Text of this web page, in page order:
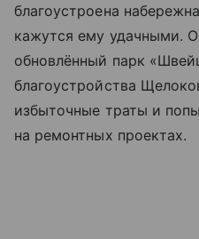
благоустроена
кажутся ему удачными.
обновлённый парк
благоустройства
избыточные траты и
на ремонтных проектах.